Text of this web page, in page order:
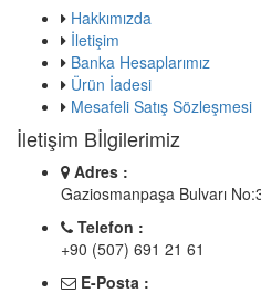
Hakkımızda
İletişim
Banka Hesaplarımız
Ürün İadesi
Mesafeli Satış Sözleşmesi
İletişim Bİlgilerimiz
Adres :
Gaziosmanpaşa Bulvarı
Telefon :
+90 (507) 691 21 61
E-Posta :